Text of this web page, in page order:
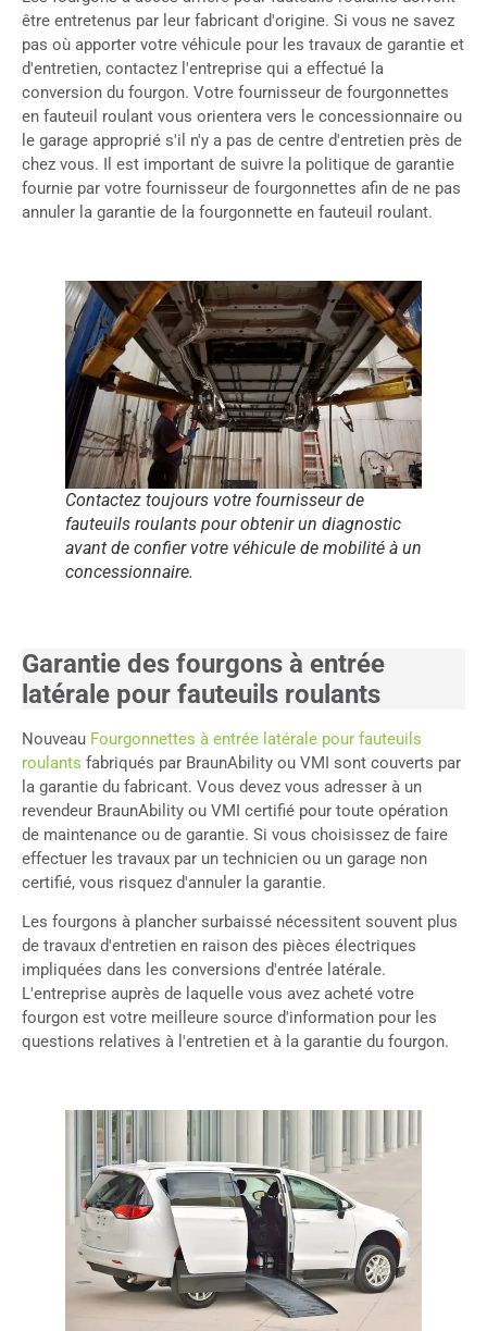
être entretenus par leur fabricant d'origine. Si vous ne savez
pas où apporter votre véhicule pour les travaux de garantie et
d'entretien, contactez l'entreprise qui a effectué la
conversion du fourgon. Votre fournisseur de fourgonnettes
en fauteuil roulant vous orientera vers le concessionnaire ou
le garage approprié s'il n'y a pas de centre d'entretien près de
chez vous. Il est important de suivre la politique de garantie
fournie par votre fournisseur de fourgonnettes afin de ne pas
annuler la garantie de la fourgonnette en fauteuil roulant.
Contactez toujours votre fournisseur de
fauteuils roulants pour obtenir un diagnostic
avant de confier votre véhicule de mobilité à un
concessionnaire.
Garantie des fourgons à entrée
latérale pour fauteuils roulants
Nouveau Fourgonnettes à entrée latérale pour fauteuils
roulants fabriqués par BraunAbility ou VMI sont couverts par
la garantie du fabricant. Vous devez vous adresser à un
revendeur BraunAbility ou VMI certifié pour toute opération
de maintenance ou de garantie. Si vous choisissez de faire
effectuer les travaux par un technicien ou un garage non
certifié, vous risquez d'annuler la garantie.
Les fourgons à plancher surbaissé nécessitent souvent plus
de travaux d'entretien en raison des pièces électriques
impliquées dans les conversions d'entrée latérale.
L'entreprise auprès de laquelle vous avez acheté votre
fourgon est votre meilleure source d'information pour les
questions relatives à l'entretien et à la garantie du fourgon.